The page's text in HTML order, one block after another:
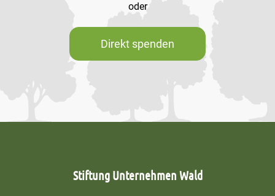
oder
Direkt spenden
Stiftung Unternehmen Wald